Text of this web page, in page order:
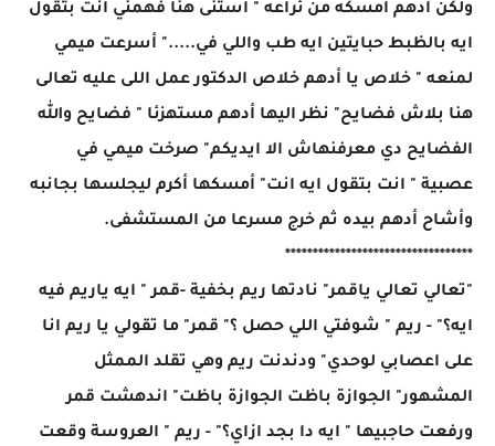
ولكن أدهم أمسكه من ئراعه " استنى هنا فهمني انت بتقول
ايه بالظبط حبايتين ايه طب واللي في....." أسرعت ميمي
لمنعه " خلاص يا أدهم خلاص الدكتور عمل اللى عليه تعالى
هنا بلاش فضايح" نظر اليها أدهم مستهزئا " فضايح والله
الفضايح دي معرفنهاش الا ايديكم" صرخت ميمي في
عصبية " انت بتقول ايه انت" أمسكها أكرم ليجلسها بجانبه
وأشاح أدهم بيده ثم خرج مسرعا من المستشفى.
**********************************
"تعالي تعالي ياقمر" نادتها ريم بخفية -قمر " ايه ياريم فيه
ايه؟" - ريم " شوفتي اللي حصل ؟" قمر" ما تقولي يا ريم انا
على اعصابي لوحدي" ودندنت ريم وهي تقلد الممثل
المشهور" الجوازة باظت الجوازة باظت" اندهشت قمر
ورفعت حاجبيها " ايه دا بجد ازاي؟" - ريم " العروسة وقعت